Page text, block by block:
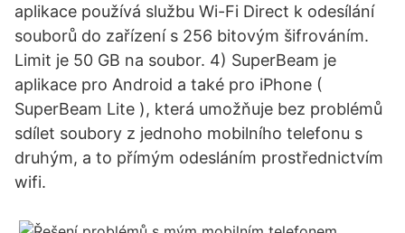
aplikace používá službu Wi-Fi Direct k odesílání
souborů do zařízení s 256 bitovým šifrováním.
Limit je 50 GB na soubor. 4) SuperBeam je
aplikace pro Android a také pro iPhone (
SuperBeam Lite ), která umožňuje bez problémů
sdílet soubory z jednoho mobilního telefonu s
druhým, a to přímým odesláním prostřednictvím
wifi.